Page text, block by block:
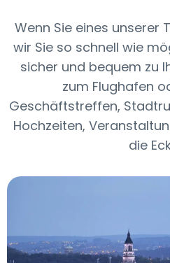
Wenn Sie eines unserer
wir Sie so schnell wie
sicher und bequem zu
zum Flughafen
Geschäftstreffen,
Hochzeiten,
die